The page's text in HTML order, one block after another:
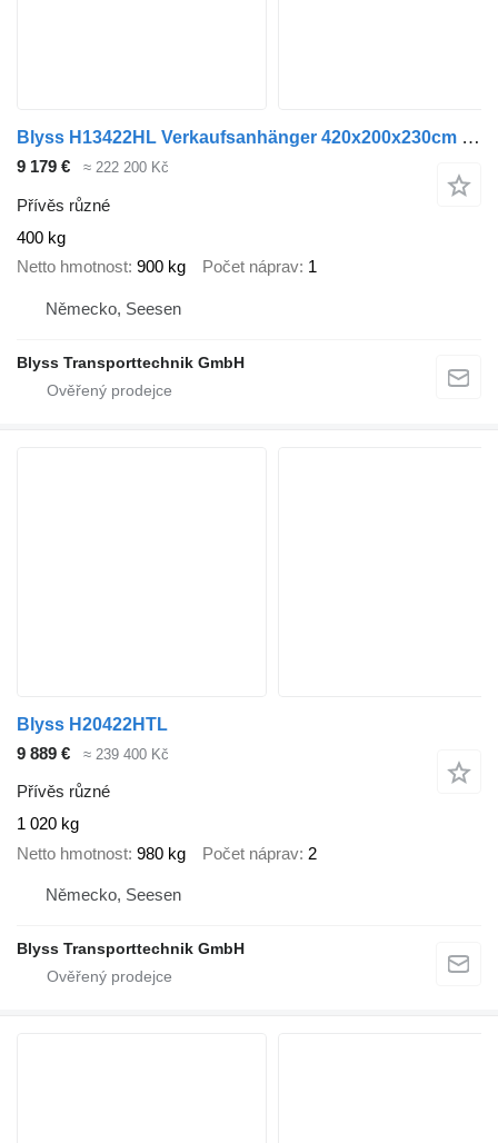
Blyss H13422HL Verkaufsanhänger 420x200x230cm 1300kg zGG
9 179 € ≈ 222 200 Kč
Přívěs různé
400 kg
Netto hmotnost 900 kg Počet náprav 1
Německo, Seesen
Blyss Transporttechnik GmbH
Blyss H20422HTL
9 889 €
≈ 239 400 Kč
Přívěs různé
1 020 kg
Netto hmotnost 980 kg Počet náprav 2
Německo, Seesen
Blyss Transporttechnik GmbH